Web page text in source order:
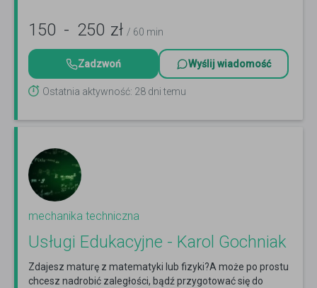
150 - 250 zł / 60 min
Zadzwoń Wyślij wiadomość
Ostatnia aktywność: 28 dni temu
mechanika techniczna
Usługi Edukacyjne - Karol Gochniak
Zdajesz maturę z matematyki lub fizyki?A może po prostu
chcesz nadrobić zaległości, bądź przygotować się do